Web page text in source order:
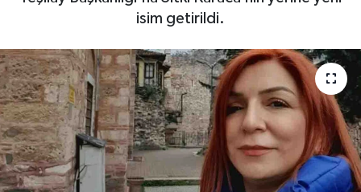
isim getirildi.
Sağlık
Yaşam
Resmi ilanlar
Haber Arşivi